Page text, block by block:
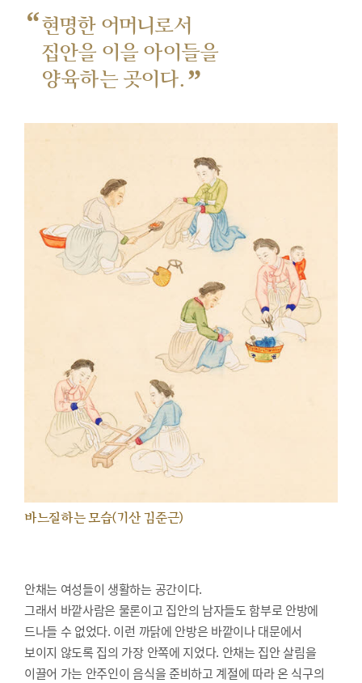
“현명한 어머니로서
집안을 이을 아이들을
양육하는 곳이다. ”
바느질하는 모습(기산 김준근)
안채는 여성들이 생활하는 공간이다.
그래서 바깥사람은 물론이고 집안의 남자들도 함부로 안방에
드나들 수 없었다. 이런 까닭에 안방은 바깥이나 대문에서
보이지 않도록 집의 가장 안쪽에 지었다. 안채는 집안 살림을
이끌어 가는 안주인이 음식을 준비하고 계절에 따라 온 식구의